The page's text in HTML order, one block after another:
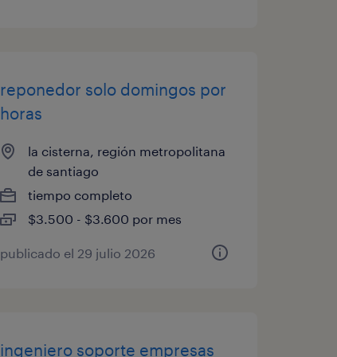
reponedor solo domingos por
horas
la cisterna, región metropolitana
de santiago
tiempo completo
$3.500 - $3.600 por mes
publicado el 29 julio 2026
ingeniero soporte empresas